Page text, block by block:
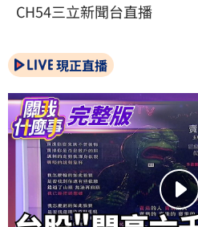
CH54三立新聞台直播
現正直播